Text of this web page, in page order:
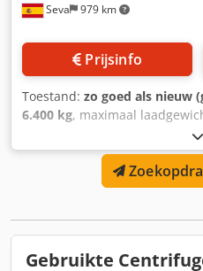
Seva 979 km
Prijsinfo
Toestand: zo goed als nieuw
6.400 kg, maximaal
, Verticale
schraper op traagheidsplaat
KM 125 vervaardigd door
vloeistof AISI 316L.
sluitingen, deksel te openen
aandrijfeenheid), een vlak
Gebruikte